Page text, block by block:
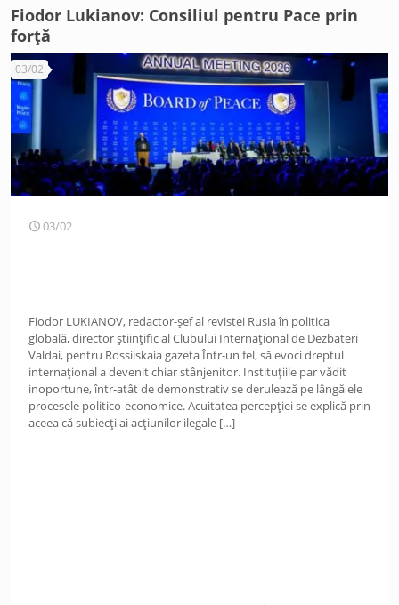
Fiodor Lukianov: Consiliul pentru Pace prin
forță
03/02
03/02
Fiodor LUKIANOV, redactor-șef al revistei Rusia în politica
globală, director științific al Clubului Internațional de Dezbateri
Valdai, pentru Rossiiskaia gazeta Într-un fel, să evoci dreptul
internațional a devenit chiar stânjenitor. Instituțiile par vădit
inoportune, într-atât de demonstrativ se derulează pe lângă ele
procesele politico-economice. Acuitatea percepției se explică prin
aceea că subiecți ai acțiunilor ilegale […]